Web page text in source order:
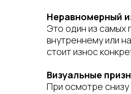
Неравномерный
Это один из самых
внутреннему или
стоит износ
Визуальные
При осмотре